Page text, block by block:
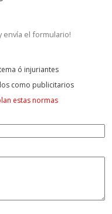
envía el formulario!
ó injuriantes
como publicitarios
estas normas